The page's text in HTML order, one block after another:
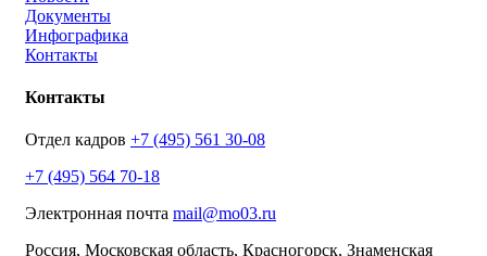
Документы
Инфографика
Контакты
Контакты
Отдел кадров +7 (495) 561 30-08
+7 (495) 564 70-18
Электронная почта mail@mo03.ru
Россия, Московская область, Красногорск, Знаменская